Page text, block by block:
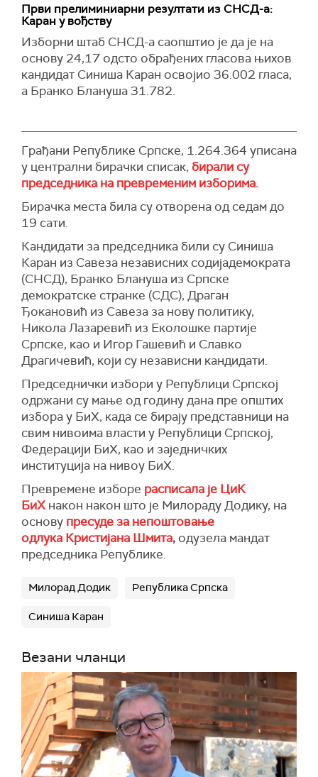
Први прелиминиарни резултати из СНСД-а:
Каран у вођству
Изборни штаб СНСД-а саопштио је да је на
основу 24,17 одсто обрађених гласова њихов
кандидат Синиша Каран освојио 36.002 гласа,
а Бранко Блануша 31.782.
Грађани Републике Српске, 1.264.364 уписана
у централни бирачки списак, бирали су
председника на превременим изборима.
Бирачка места била су отворена од седам до
19 сати.
Кандидати за председника били су Синиша
Каран из Савеза независних содијадемократа
(СНСД), Бранко Блануша из Српске
демократске странке (СДС), Драган
Ђокановић из Савеза за нову политику,
Никола Лазаревић из Еколошке партије
Српске, као и Игор Гашевић и Славко
Драгичевић, који су независни кандидати.
Председнички избори у Републици Српској
одржани су мање од годину дана пре општих
избора у БиХ, када се бирају представници на
свим нивоима власти у Републици Српској,
Федерацији БиХ, као и заједничких
институција на нивоу БиХ.
Превремене изборе расписала је ЦиК
БиХнакон након што је Милораду Додику, на
основу пресуде за непоштовање
одлука Кристијана Шмита, одузела мандат
председника Републике.
Милорад Додик Република Српска
Синиша Каран
Везани чланци